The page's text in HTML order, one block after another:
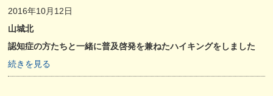
2016年10月12日
山城北
認知症の方たちと一緒に普及啓発を兼ねたハイキングをしました
続きを見る